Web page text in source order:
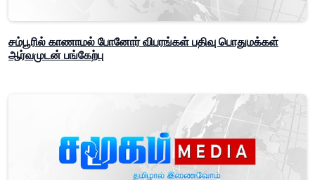
சம்பூரில் காணாமல் போனோர் விபரங்கள் பதிவு பொதுமக்கள்
ஆர்வமுடன் பங்கேற்பு